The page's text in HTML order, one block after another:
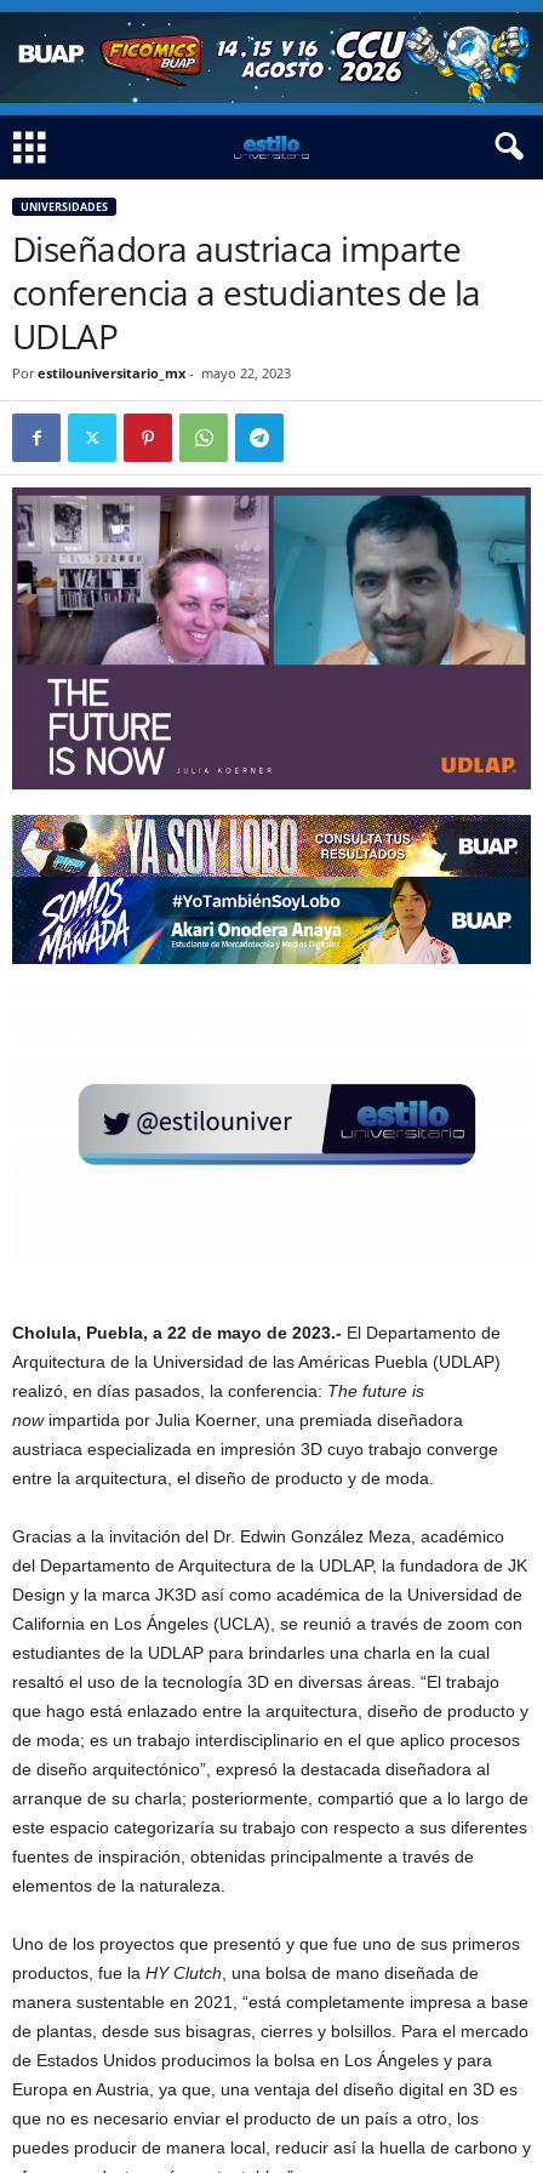
UNIVERSIDADES
Diseñadora austriaca imparte
conferencia a estudiantes de la
UDLAP
Por estilouniversitario_mx - mayo 22, 2023
Cholula, Puebla, a 22 de mayo de 2023.- El Departamento de
Arquitectura de la Universidad de las Américas Puebla (UDLAP)
realizó, en días pasados, la conferencia: The future is
nowimpartida por Julia Koerner, una premiada diseñadora
austriaca especializada en impresión 3D cuyo trabajo converge
entre la arquitectura, el diseño de producto y de moda.
Gracias a la invitación del Dr. Edwin González Meza, académico
del Departamento de Arquitectura de la UDLAP, la fundadora de JK
Design y la marca JK3D así como académica de la Universidad de
California en Los Ángeles (UCLA), se reunió a través de zoom con
estudiantes de la UDLAP para brindarles una charla en la cual
resaltó el uso de la tecnología 3D en diversas áreas. “El trabajo
que hago está enlazado entre la arquitectura, diseño de producto y
de moda; es un trabajo interdisciplinario en el que aplico procesos
de diseño arquitectónico”, expresó la destacada diseñadora al
arranque de su charla; posteriormente, compartió que a lo largo de
este espacio categorizaría su trabajo con respecto a sus diferentes
fuentes de inspiración, obtenidas principalmente a través de
elementos de la naturaleza.
Uno de los proyectos que presentó y que fue uno de sus primeros
productos, fue la HY Clutch, una bolsa de mano diseñada de
manera sustentable en 2021, “está completamente impresa a base
de plantas, desde sus bisagras, cierres y bolsillos. Para el mercado
de Estados Unidos producimos la bolsa en Los Ángeles y para
Europa en Austria, ya que, una ventaja del diseño digital en 3D es
que no es necesario enviar el producto de un país a otro, los
puedes producir de manera local, reducir así la huella de carbono y